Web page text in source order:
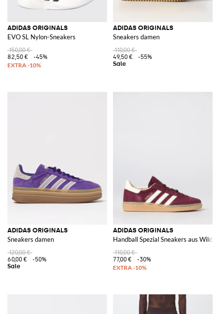
ADIDAS ORIGINALS
EVO SL Nylon-Sneakers
150,00 €
82,50 €
-45%
ADIDAS ORIGINALS
Sneakers damen
110,00 €
49,50 €
-55%
ADIDAS ORIGINALS
Sneakers damen
120,00 €
60,00 €
-50%
ADIDAS ORIGINALS
Handball Spezial Sneakers aus
110,00 €
77,00 €
-30%